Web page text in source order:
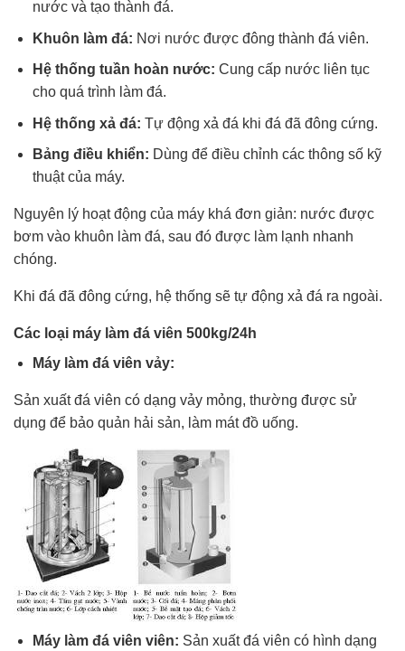
nước và tạo thành đá.
Khuôn làm đá: Nơi nước được đông thành đá viên.
Hệ thống tuần hoàn nước: Cung cấp nước liên tục
cho quá trình làm đá.
Hệ thống xả đá: Tự động xả đá khi đá đã đông cứng.
Bảng điều khiển: Dùng để điều chỉnh các thông số kỹ
thuật của máy.
Nguyên lý hoạt động của máy khá đơn giản: nước được
bơm vào khuôn làm đá, sau đó được làm lạnh nhanh
chóng.
Khi đá đã đông cứng, hệ thống sẽ tự động xả đá ra ngoài.
Các loại máy làm đá viên 500kg/24h
Máy làm đá viên vảy:
Sản xuất đá viên có dạng vảy mỏng, thường được sử
dụng để bảo quản hải sản, làm mát đồ uống.
Máy làm đá viên viên: Sản xuất đá viên có hình dạng